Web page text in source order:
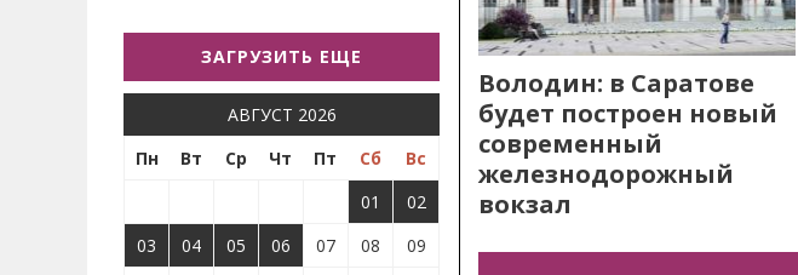
ЗАГРУЗИТЬ ЕЩЕ
АВГУСТ 2026
Пн
Вт Ср Чт Пт Сб
Вс
01
02
03
04 05 06 07 08
09
Володин: в Саратове
будет построен новый
современный
железнодорожный
вокзал